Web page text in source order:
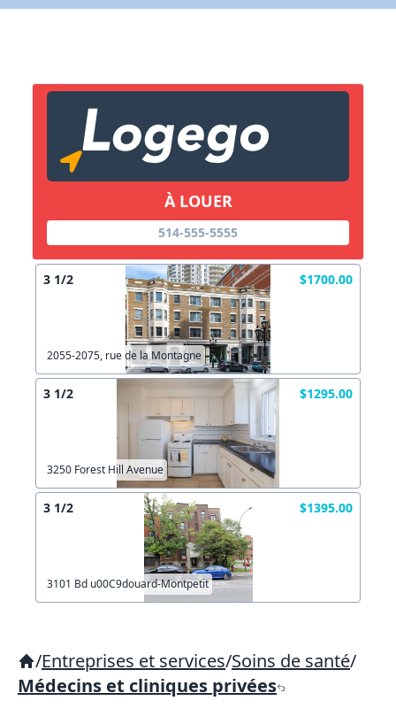
À LOUER
514-555-5555
3 1/2 $1700.00
2055-2075, rue de la Montagne
3 1/2 $1295.00
3250 Forest Hill Avenue
3 1/2 $1395.00
3101 Bd u00C9douard-Montpetit
/Entreprises et services/Soins de santé/
Médecins et cliniques privées
Lien vers inscription (sera inclus dans courriel)
Copier lien
X Fermer
X Fermer